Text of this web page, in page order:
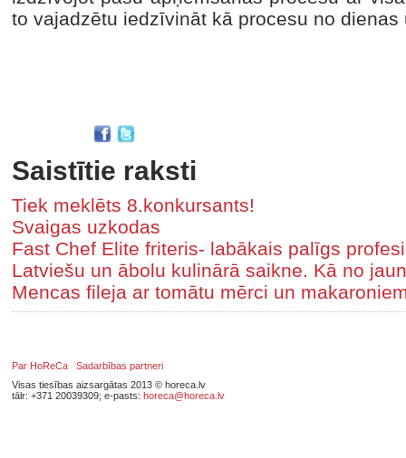
to vajadzētu iedzīvināt kā procesu no
Saistītie raksti
Tiek meklēts 8.konkursants!
Svaigas uzkodas
Fast Chef Elite friteris- labākais palīgs
Latviešu un ābolu kulinārā saikne. Kā no
Mencas fileja ar tomātu mērci un
Par HoReCa
Sadarbības partneri
Visas tiesības aizsargātas 2013 © horeca.lv
tālr: +371 20039309; e-pasts: horeca@horeca.lv